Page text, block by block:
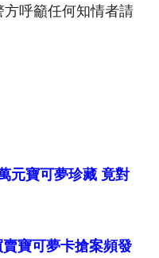
呼籲任何知情者請
元寶可夢珍藏 竟對
賣寶可夢卡搶案頻發